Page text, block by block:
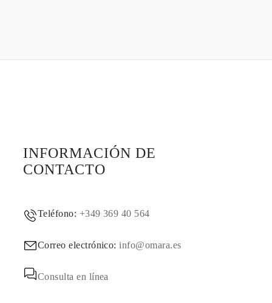
INFORMACIÓN DE
CONTACTO
Teléfono: +349 369 40 564
Correo electrónico:info@omara.es
Consulta en línea